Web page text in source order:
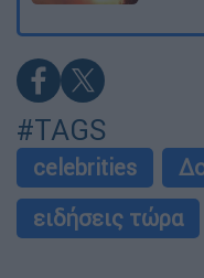
#TAGS
celebrities
ειδήσεις τώρα